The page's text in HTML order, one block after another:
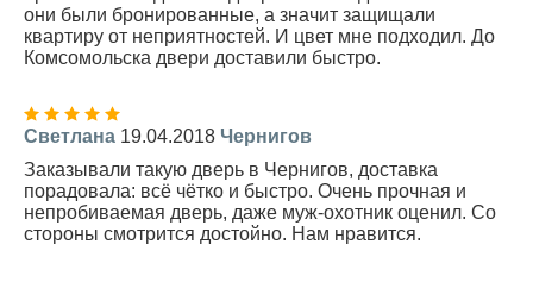
они были бронированные, а значит защищали
квартиру от неприятностей. И цвет мне подходил. До
Комсомольска двери доставили быстро.
Светлана 19.04.2018 Чернигов
Заказывали такую дверь в Чернигов, доставка
порадовала: всё чётко и быстро. Очень прочная и
непробиваемая дверь, даже муж-охотник оценил. Со
стороны смотрится достойно. Нам нравится.